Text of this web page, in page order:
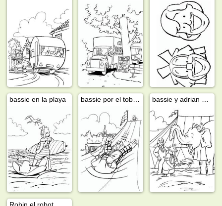
bassie en la playa
Robin el robot